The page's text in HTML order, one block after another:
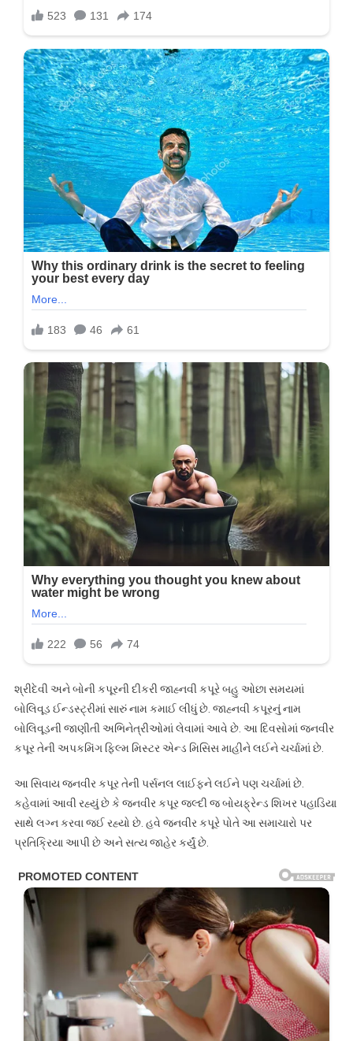
શ્રીદેવી અને બોની કપૂરની દીકરી જાહ્નવી કપૂરે બહુ ઓછા સમયમાં
બોલિવૂડ ઈન્ડસ્ટ્રીમાં સારું નામ કમાઈ લીધું છે. જાહ્નવી કપૂરનું નામ
બોલિવૂડની જાણીતી અભિનેત્રીઓમાં લેવામાં આવે છે. આ દિવસોમાં જનવીર
કપૂર તેની અપકમિંગ ફિલ્મ મિસ્ટર એન્ડ મિસિસ માહીને લઈને ચર્ચામાં છે.
આ સિવાય જનવીર કપૂર તેની પર્સનલ લાઈફને લઈને પણ ચર્ચામાં છે.
કહેવામાં આવી રહ્યું છે કે જનવીર કપૂર જલ્દી જ બોયફ્રેન્ડ શિખર પહાડિયા
સાથે લગ્ન કરવા જઈ રહ્યો છે. હવે જનવીર કપૂરે પોતે આ સમાચારો પર
પ્રતિક્રિયા આપી છે અને સત્ય જાહેર કર્યું છે.